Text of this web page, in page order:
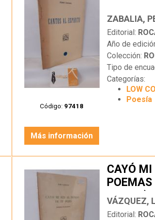
Código: 97418
ZABALIA,
Editorial:
Año de
Colección:
Tipo de
Categorías:
LOW
Poesía
Más información
CAYÓ MI
POEMAS
AUTOR)
VÁZQUEZ,
Editorial: